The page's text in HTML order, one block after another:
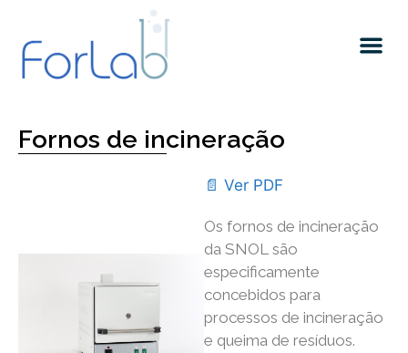
Fornos de incineração
📄 Ver PDF
Os fornos de incineração
da SNOL são
especificamente
concebidos para
processos de incineração
e queima de resíduos.